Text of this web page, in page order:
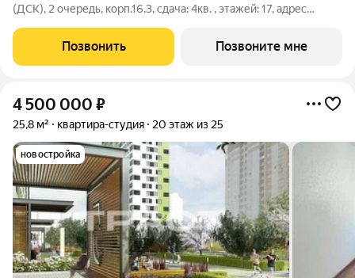
(ДСК), 2 очередь, корп.16.3, сдача: 4кв. , этажей: 17, адрес
комплекс возведен в границах улиц Ломоносова, Загоровского
и
Позвонить Позвоните мне
4 500 000 ₽
25,8 м² квартира-студия 20 этаж из 25
новостройка